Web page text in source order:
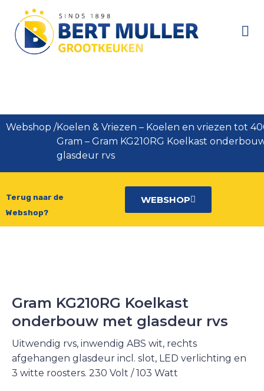
Webshop /Koelen & Vriezen – Koelen en vriezen tot
Gram – Gram KG210RG Koelkast
glasdeur rvs
Terug naar de
Webshop?
WEBSHOP
Gram KG210RG Koelkast
onderbouw met glasdeur rvs
Uitwendig rvs, inwendig ABS wit, rechts
afgehangen glasdeur incl. slot, LED verlichting en
3 witte roosters. 230 Volt / 103 Watt